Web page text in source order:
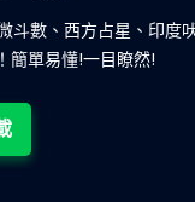
組合，提高中獎率